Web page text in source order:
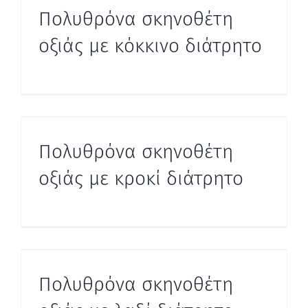
Πολυθρόνα σκηνοθέτη
οξιάς με κόκκινο διάτρητο
Πολυθρόνα σκηνοθέτη
οξιάς με κροκί διάτρητο
Πολυθρόνα σκηνοθέτη